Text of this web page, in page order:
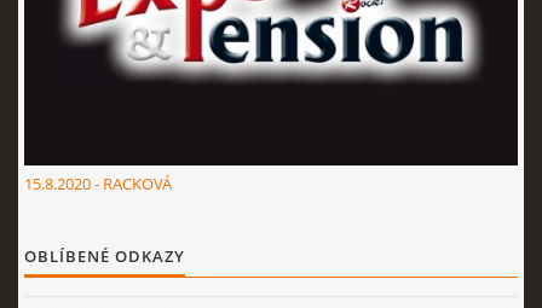
© 2026 eStránky.cz |WebSlice Tisk|Aktualizováno: 3. 8. 2026
Nahoru ↑
15.8.2020 - RACKOVÁ
OBLÍBENÉ ODKAZY